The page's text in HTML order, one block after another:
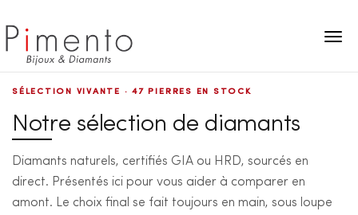
SÉLECTION VIVANTE ·47 PIERRES EN STOCK
Notre sélection de diamants
Diamants naturels, certifiés GIA ou HRD, sourcés en
direct. Présentés ici pour vous aider à comparer en
amont. Le choix final se fait toujours en main, sous loupe